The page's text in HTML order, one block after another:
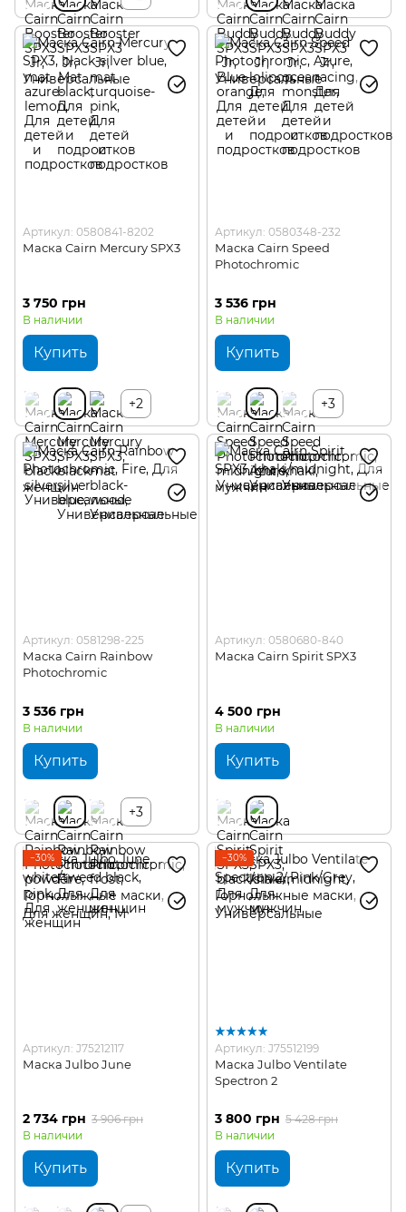
Артикул: 0580841-8202
Маска Cairn Mercury SPX3
3 750 грн
В наличии
Купить
+2
Артикул: 0580348-232
Маска Cairn Speed
Photochromic
3 536 грн
В наличии
Купить
+3
Артикул: 0581298-225
Маска Cairn Rainbow
Photochromic
3 536 грн
В наличии
Купить
+3
Артикул: 0580680-840
Маска Cairn Spirit SPX3
4 500 грн
В наличии
Купить
−30%
Артикул: J75212117
Маска Julbo June
2 734 грн 3 906 грн
В наличии
Купить
−30%
Артикул: J75512199
Маска Julbo Ventilate
Spectron 2
3 800 грн 5 428 грн
В наличии
Купить